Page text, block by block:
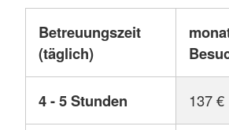
Betreuungszeit
(täglich)
4 - 5 Stunden 137 €